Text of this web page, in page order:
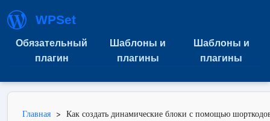
WPSet
Обязательный
плагин
Шаблоны и
плагины
Шаблоны и
плагины
Главная > Как создать динамические блоки с помощью